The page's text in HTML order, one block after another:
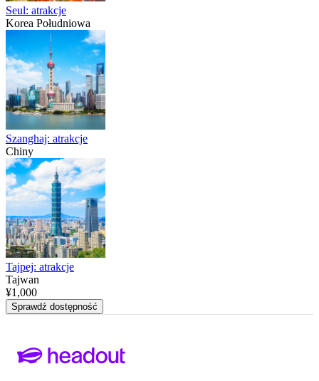
Seul: atrakcje
Korea Południowa
Szanghaj: atrakcje
Chiny
Tajpej: atrakcje
Tajwan
¥1,000
Sprawdź dostępność